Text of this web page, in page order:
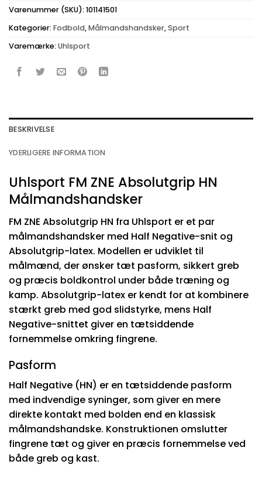
Varenummer (SKU): 101141501
Kategorier: Fodbold,Målmandshandsker,Sport
Varemærke: Uhlsport
BESKRIVELSE
YDERLIGERE INFORMATION
Uhlsport FM ZNE Absolutgrip HN
Målmandshandsker
FM ZNE Absolutgrip HN fra Uhlsport er et par
målmandshandsker med Half Negative-snit og
Absolutgrip-latex. Modellen er udviklet til
målmænd, der ønsker tæt pasform, sikkert greb
og præcis boldkontrol under både træning og
kamp. Absolutgrip-latex er kendt for at kombinere
stærkt greb med god slidstyrke, mens Half
Negative-snittet giver en tætsiddende
fornemmelse omkring fingrene.
Pasform
Half Negative (HN) er en tætsiddende pasform
med indvendige syninger, som giver en mere
direkte kontakt med bolden end en klassisk
målmandshandske. Konstruktionen omslutter
fingrene tæt og giver en præcis fornemmelse ved
både greb og kast.